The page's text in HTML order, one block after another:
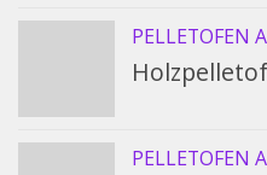
PELLETOFEN
PELLETOFEN